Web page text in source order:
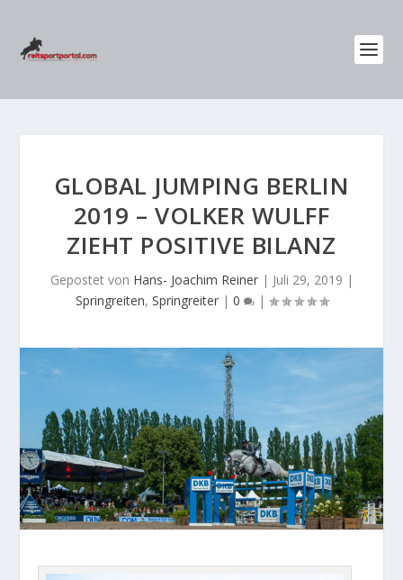
GLOBAL JUMPING BERLIN
2019 – VOLKER WULFF
ZIEHT POSITIVE BILANZ
Gepostet von Hans- Joachim Reiner| Juli 29, 2019 |
Springreiten, Springreiter| 0 |